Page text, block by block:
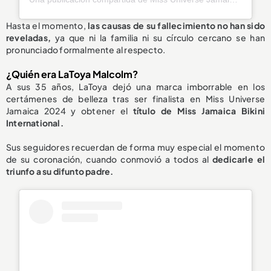
Hasta el momento,las causas de su fallecimientono han sido
reveladas, ya que ni la familia ni su círculo cercano se han
pronunciado formalmente al respecto.
¿Quién era LaToya Malcolm?
A sus 35 años, LaToya dejó una marca imborrable en los
certámenes de belleza tras ser finalista en Miss Universe
Jamaica 2024 y obtener el título de Miss Jamaica Bikini
International.
Sus seguidores recuerdan de forma muy especial el momento
de su coronación, cuando conmovió a todos al dedicarle el
triunfo a su difunto padre.